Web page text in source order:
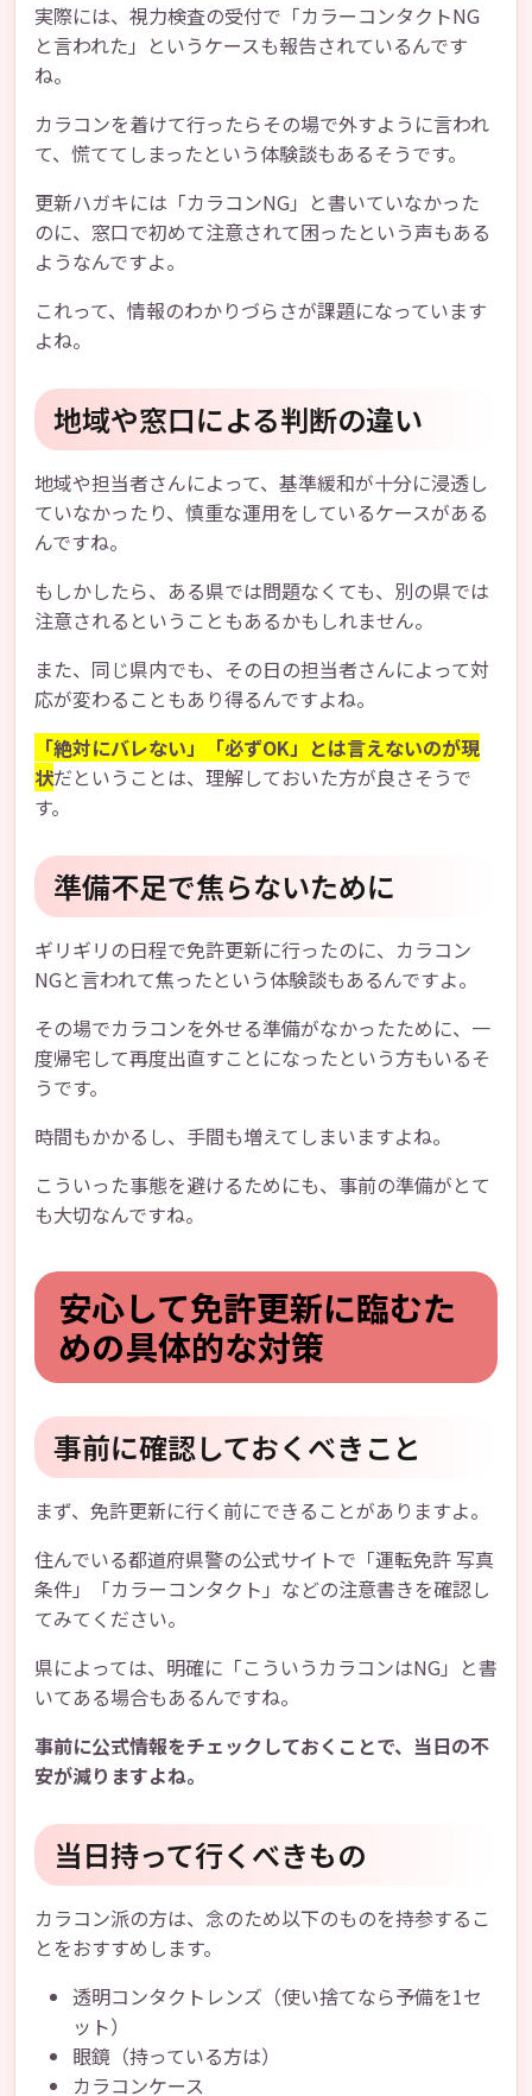
実際には、視力検査の受付で「カラーコンタクトNG
と言われた」というケースも報告されているんです
ね。
カラコンを着けて行ったらその場で外すように言われ
て、慌ててしまったという体験談もあるそうです。
更新ハガキには「カラコンNG」と書いていなかった
のに、窓口で初めて注意されて困ったという声もある
ようなんですよ。
これって、情報のわかりづらさが課題になっています
よね。
地域や窓口による判断の違い
地域や担当者さんによって、基準緩和が十分に浸透し
ていなかったり、慎重な運用をしているケースがある
んですね。
もしかしたら、ある県では問題なくても、別の県では
注意されるということもあるかもしれません。
また、同じ県内でも、その日の担当者さんによって対
応が変わることもあり得るんですよね。
「絶対にバレない」「必ずOK」とは言えないのが現
状だということは、理解しておいた方が良さそうで
す。
準備不足で焦らないために
ギリギリの日程で免許更新に行ったのに、カラコン
NGと言われて焦ったという体験談もあるんですよ。
その場でカラコンを外せる準備がなかったために、一
度帰宅して再度出直すことになったという方もいるそ
うです。
時間もかかるし、手間も増えてしまいますよね。
こういった事態を避けるためにも、事前の準備がとて
も大切なんですね。
安心して免許更新に臨むた
めの具体的な対策
事前に確認しておくべきこと
まず、免許更新に行く前にできることがありますよ。
住んでいる都道府県警の公式サイトで「運転免許 写真
条件」「カラーコンタクト」などの注意書きを確認し
てみてください。
県によっては、明確に「こういうカラコンはNG」と書
いてある場合もあるんですね。
事前に公式情報をチェックしておくことで、当日の不
安が減りますよね。
当日持って行くべきもの
カラコン派の方は、念のため以下のものを持参するこ
とをおすすめします。
透明コンタクトレンズ（使い捨てなら予備を1セ
ット）
眼鏡（持っている方は）
カラコンケース